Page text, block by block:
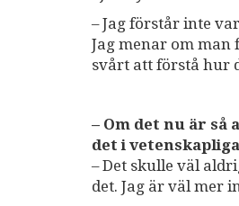
– Jag förstår inte
Jag menar om
svårt att förstå hur
– Om det nu är
det i
– Det skulle väl
det. Jag är väl mer